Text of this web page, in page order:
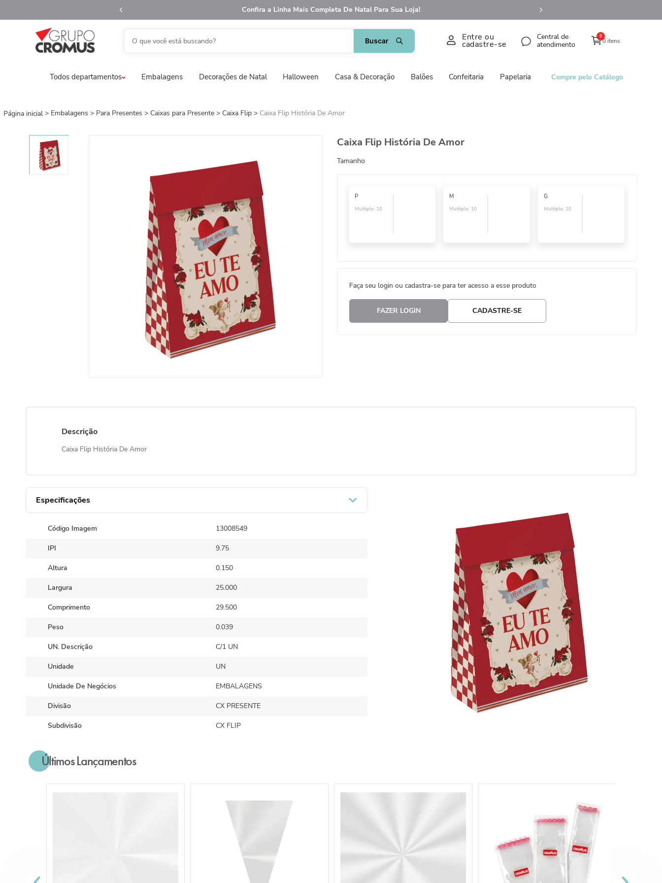
Confira a Linha Mais Completa De Natal Para Sua Loja!
O que você está buscando? Entre ou
cadastre-se
Central de
atendimento
0
0 itens
Todos departamentos Embalagens Decorações de Natal Halloween Casa & Decoração Balões Confeitaria Papelaria Compre pelo Catálogo
Embalagens Para Presentes Caixas para Presente Caixa Flip Caixa Flip História De Amor
Caixa Flip História De Amor
Tamanho
P
Multiplo: 10
M
Multiplo: 10
G
Multiplo: 10
Faça seu login ou cadastra-se para ter acesso a esse produto
FAZER LOGIN CADASTRE-SE
Descrição
Caixa Flip História De Amor
Especificações
Código Imagem 13008549
IPI 9.75
Altura 0.150
Largura 25.000
Comprimento 29.500
Peso 0.039
UN. Descrição C/1 UN
Unidade UN
Unidade De Negócios EMBALAGENS
Divisão CX PRESENTE
Subdivisão CX FLIP
Últimos Lançamentos
1º
fita aramada
3º
saco presente
embalagem trufas
guardanapo